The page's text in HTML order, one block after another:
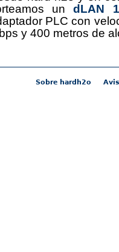
undLAN
PLC con
y 400 metros de
Sobre hardh2o